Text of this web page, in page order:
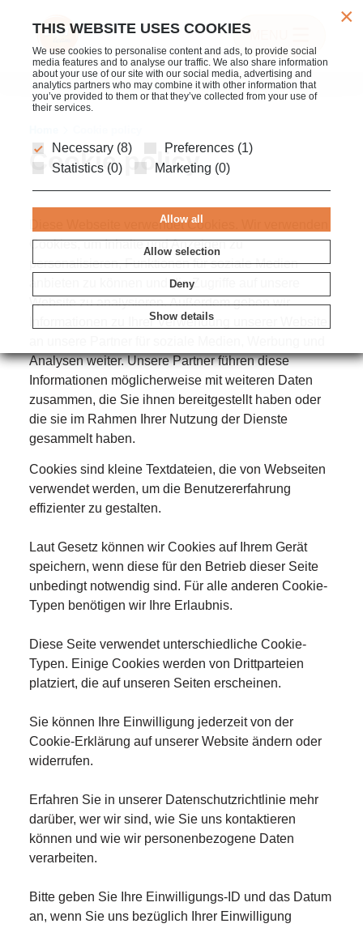
×
THIS WEBSITE USES COOKIES
We use cookies to personalise content and ads, to provide social
media features and to analyse our traffic. We also share information
about your use of our site with our social media, advertising and
analytics partners who may combine it with other information that
you’ve provided to them or that they’ve collected from your use of
their services.
Necessary (8)
Preferences (1)
Statistics (0)
Marketing (0)
Allow all
Allow selection
Deny
Show details
MENU
Cookie policy
Diese Webseite verwendet Cookies. Wir verwenden
Cookies, um Inhalte und Anzeigen zu
personalisieren, Funktionen für soziale Medien
anbieten zu können und die Zugriffe auf unsere
Website zu analysieren. Außerdem geben wir
Informationen zu Ihrer Verwendung unserer Website
Analysen weiter. Unsere Partner führen diese
Informationen möglicherweise mit weiteren Daten
zusammen, die Sie ihnen bereitgestellt haben oder
die sie im Rahmen Ihrer Nutzung der Dienste
gesammelt haben.
Cookies sind kleine Textdateien, die von Webseiten
verwendet werden, um die Benutzererfahrung
effizienter zu gestalten.
Laut Gesetz können wir Cookies auf Ihrem Gerät
speichern, wenn diese für den Betrieb dieser Seite
unbedingt notwendig sind. Für alle anderen Cookie-
Typen benötigen wir Ihre Erlaubnis.
Diese Seite verwendet unterschiedliche Cookie-
Typen. Einige Cookies werden von Drittparteien
platziert, die auf unseren Seiten erscheinen.
Sie können Ihre Einwilligung jederzeit von der
Cookie-Erklärung auf unserer Website ändern oder
widerrufen.
Erfahren Sie in unserer Datenschutzrichtlinie mehr
darüber, wer wir sind, wie Sie uns kontaktieren
können und wie wir personenbezogene Daten
verarbeiten.
Bitte geben Sie Ihre Einwilligungs-ID und das Datum
an, wenn Sie uns bezüglich Ihrer Einwilligung